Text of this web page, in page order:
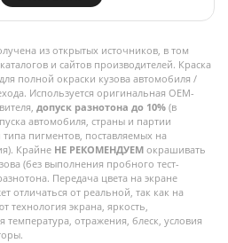
из открытых источников, в том
и сайтов производителей. Краска
полной окраски кузова автомобиля /
Используется оригинальная OEM-
допуск разнотона до 10% (в
автомобиля, страны и партии
пигментов, поставляемых на
Крайне НЕ РЕКОМЕНДУЕМ окрашивать
(без выполнения пробного тест-
Передача цвета на экране
отличаться от реальной, так как на
технология экрана, яркость,
температура, отражения, блеск, условия